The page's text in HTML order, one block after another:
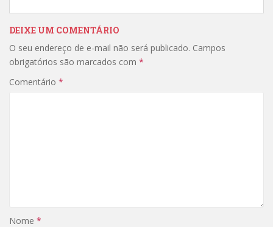
DEIXE UM COMENTÁRIO
O seu endereço de e-mail não será publicado. Campos
obrigatórios são marcados com *
Comentário *
Nome *